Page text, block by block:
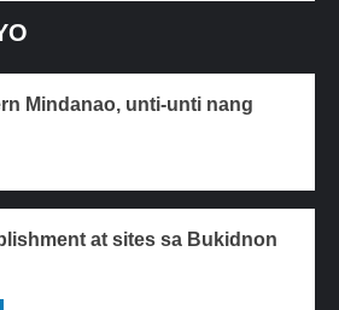
Mindanao, unti-unti nang
at sites sa Bukidnon